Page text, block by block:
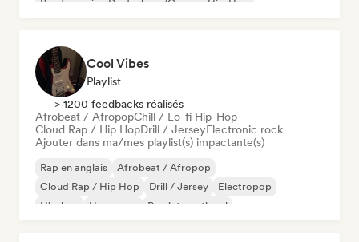
Rap francais Deutschrap/German Hip-Hop
Cool Vibes
Playlist
> 1200 feedbacks réalisés
Afrobeat / AfropopChill / Lo-fi Hip-Hop
Cloud Rap / Hip HopDrill / JerseyElectronic rock
Ajouter dans ma/mes playlist(s) impactante(s)
Rap en anglais
Afrobeat / Afropop
Cloud Rap / Hip Hop
Drill / Jersey
Electropop
Hip-hop
Hyperpop Rap international